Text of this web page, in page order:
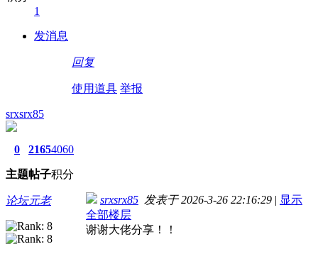
1
发消息
回复
使用道具 举报
srxsrx85
0
主题
2165
帖子
4060
积分
论坛元老 srxsrx85 发表于 2026-3-26 22:16:29 | 显示
全部楼层
谢谢大佬分享！！